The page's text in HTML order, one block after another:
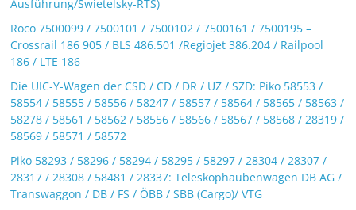
Ausführung/Swietelsky-RTS)
Roco 7500099 / 7500101 / 7500102 / 7500161 / 7500195 –
Crossrail 186 905 / BLS 486.501 /Regiojet 386.204 / Railpool
186 / LTE 186
Die UIC-Y-Wagen der CSD / CD / DR / UZ / SZD: Piko 58553 /
58554 / 58555 / 58556 / 58247 / 58557 / 58564 / 58565 / 58563 /
58278 / 58561 / 58562 / 58556 / 58566 / 58567 / 58568 / 28319 /
58569 / 58571 / 58572
Piko 58293 / 58296 / 58294 / 58295 / 58297 / 28304 / 28307 /
28317 / 28308 / 58481 / 28337: Teleskophaubenwagen DB AG /
Transwaggon / DB / FS / ÖBB / SBB (Cargo)/ VTG